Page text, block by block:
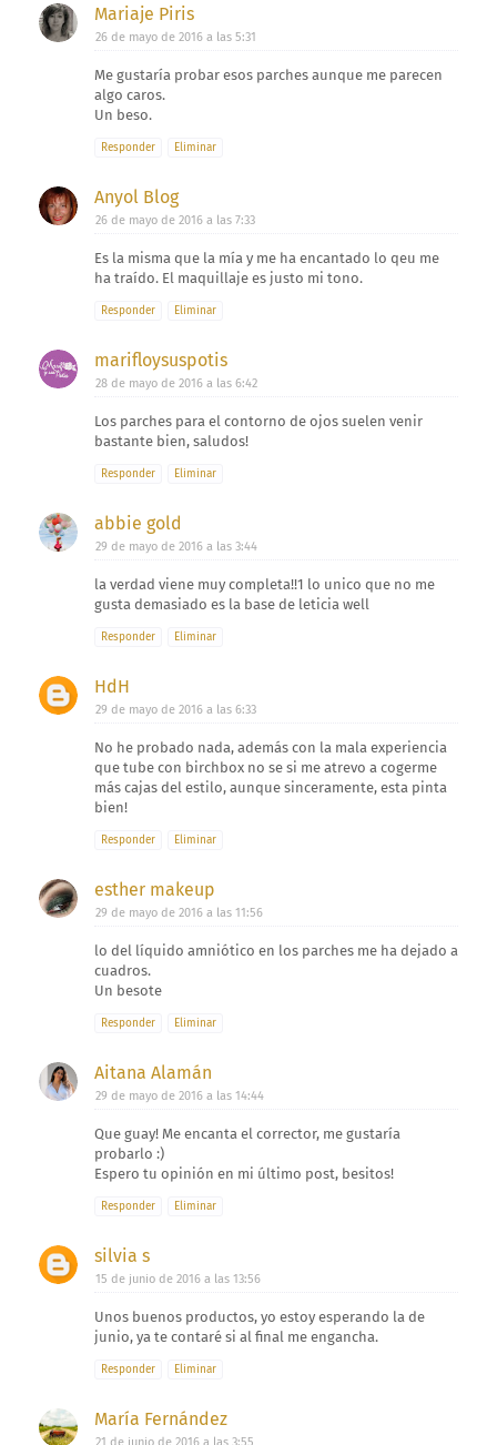
Mariaje Piris
26 de mayo de 2016 a las 5:31
Me gustaría probar esos parches aunque me parecen
algo caros.
Un beso.
Responder Eliminar
Anyol Blog
26 de mayo de 2016 a las 7:33
Es la misma que la mía y me ha encantado lo qeu me
ha traído. El maquillaje es justo mi tono.
Responder Eliminar
marifloysuspotis
28 de mayo de 2016 a las 6:42
Los parches para el contorno de ojos suelen venir
bastante bien, saludos!
Responder Eliminar
abbie gold
29 de mayo de 2016 a las 3:44
la verdad viene muy completa!!1 lo unico que no me
gusta demasiado es la base de leticia well
Responder Eliminar
HdH
29 de mayo de 2016 a las 6:33
No he probado nada, además con la mala experiencia
que tube con birchbox no se si me atrevo a cogerme
más cajas del estilo, aunque sinceramente, esta pinta
bien!
Responder Eliminar
esther makeup
29 de mayo de 2016 a las 11:56
lo del líquido amniótico en los parches me ha dejado a
cuadros.
Un besote
Responder Eliminar
Aitana Alamán
29 de mayo de 2016 a las 14:44
Que guay! Me encanta el corrector, me gustaría
probarlo :)
Espero tu opinión en mi último post, besitos!
Responder Eliminar
silvia s
15 de junio de 2016 a las 13:56
Unos buenos productos, yo estoy esperando la de
junio, ya te contaré si al final me engancha.
Responder Eliminar
María Fernández
21 de junio de 2016 a las 3:55